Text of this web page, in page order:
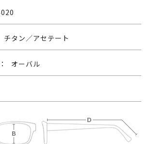
チタン／アセテート
オーバル